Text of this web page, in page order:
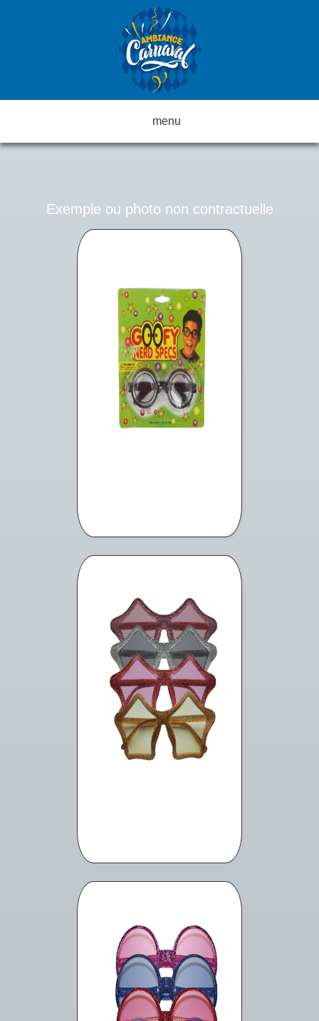
menu
Exemple ou photo non contractuelle